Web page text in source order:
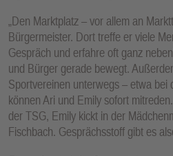
„Den Marktplatz – vor allem an
Bürgermeister. Dort treffe er viele
Gespräch und erfahre oft ganz
und Bürger gerade bewegt.
Sportvereinen unterwegs – etwa bei
können Ari und Emily sofort
der TSG, Emily kickt in der
Fischbach. Gesprächsstoff gibt es